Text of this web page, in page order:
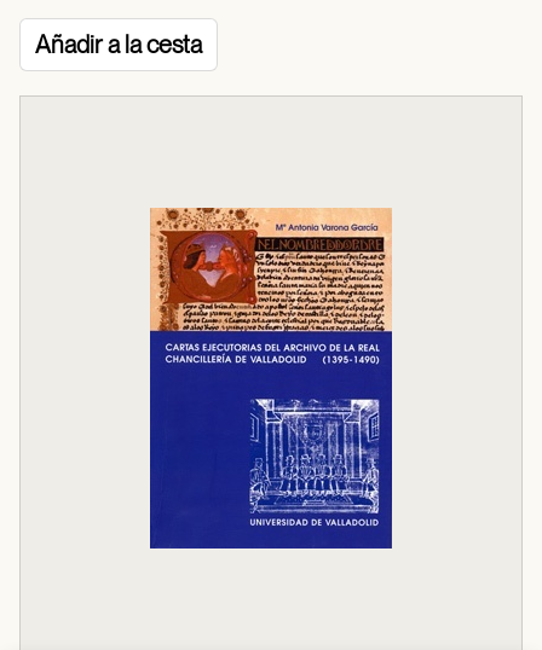
Añadir a la cesta